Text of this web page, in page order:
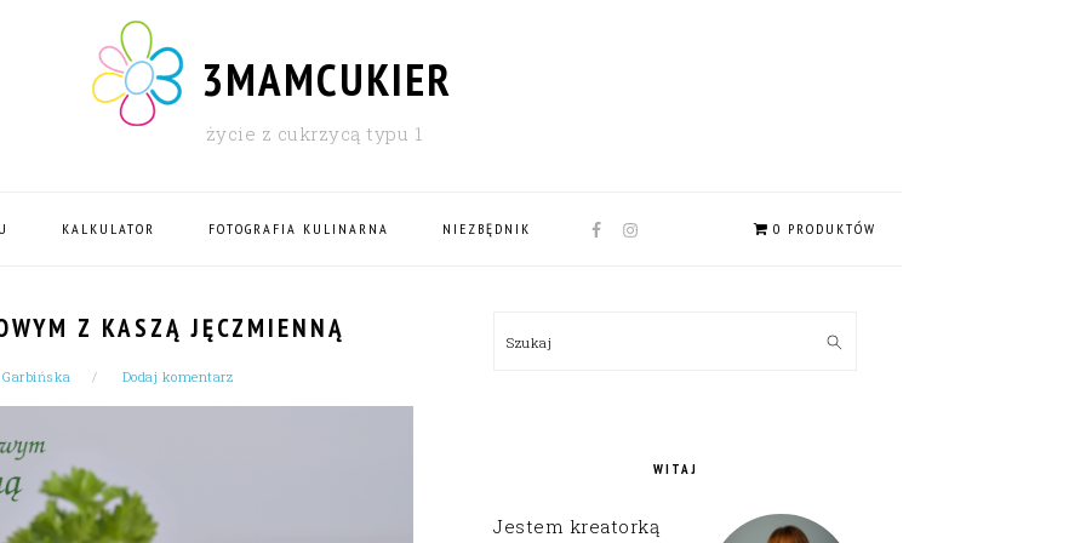
3MAMCUKIER
życie z cukrzycą typu 1
KALKULATOR FOTOGRAFIA KULINARNA NIEZBĘDNIK
NAV
0 PRODUKTÓW
Z KASZĄ JĘCZMIENNĄ
Garbińska Dodaj komentarz
SIDEBAR
Szukaj
WITAJ
Jestem kreatorką